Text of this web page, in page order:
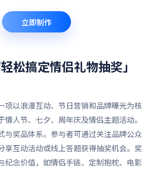
立即制作
松搞定情侣礼物抽奖」
项以浪漫互动、节日营销和品牌曝光为核
人节、七夕、周年庆及情侣主题活动。
与奖品体系。参与者可通过关注品牌公众
享互动活动或线上答题获得抽奖机会。奖
纪念价值，如情侣手链、定制抱枕、电影